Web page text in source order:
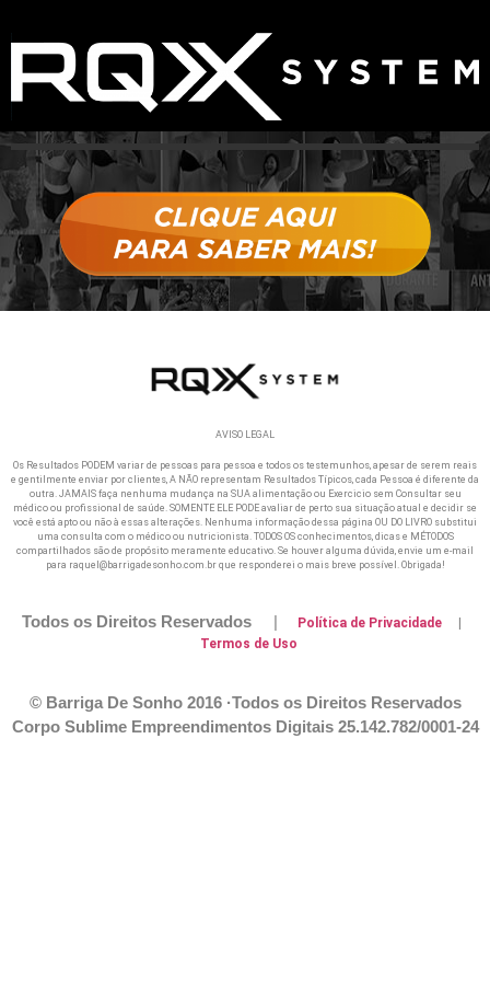
AVISO LEGAL
Os Resultados PODEM variar de pessoas para pessoa e todos os testemunhos, apesar de serem reais
e gentilmente enviar por clientes, A NÃO representam Resultados Típicos, cada Pessoa é diferente da
outra. JAMAIS faça nenhuma mudança na SUA alimentação ou Exercicio sem Consultar seu
médico ou profissional de saúde. SOMENTE ELE PODE avaliar de perto sua situação atual e decidir se
você está apto ou não à essas alterações. Nenhuma informação dessa página OU DO LIVRO substitui
uma consulta com o médico ou nutricionista. TODOS OS conhecimentos, dicas e MÉTODOS
compartilhados são de propósito meramente educativo. Se houver alguma dúvida, envie um e-mail
para raquel@barrigadesonho.com.br que responderei o mais breve possível. Obrigada!
Todos os Direitos Reservados | Política de Privacidade
|
Termos de Uso
© Barriga De Sonho 2016 ·Todos os Direitos Reservados
Corpo Sublime Empreendimentos Digitais 25.142.782/0001-24